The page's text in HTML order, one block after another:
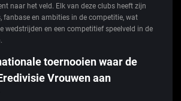
naar het veld. Elk van deze clubs heeft zijn
fanbase en ambities in de competitie, wat
wedstrijden en een competitief speelveld in de
toernooien waar de
Vrouwen aan